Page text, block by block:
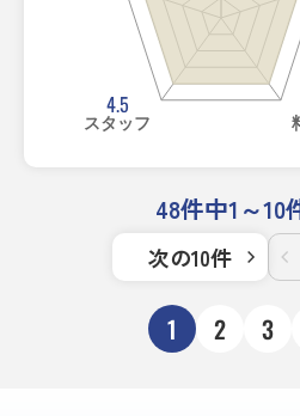
4.5
スタッフ
48件中1～10
1 2 3
次の10件